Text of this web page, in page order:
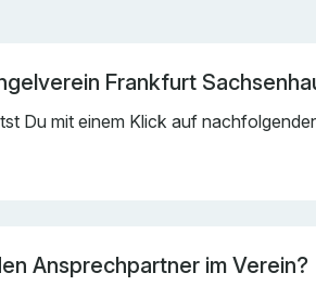
Frankfurt
Du mit einem Klick auf
Ansprechpartner im Verein?